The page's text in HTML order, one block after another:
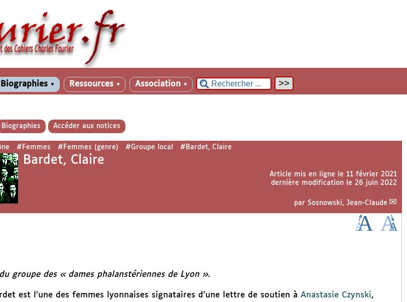
Biographies ▼ Ressources ▼ Association ▼
Biographies Accéder aux notices
#Femmes #Femmes (genre) #Groupe local #Bardet, Claire
Bardet, Claire
Article mis en ligne le 11 février 2021
dernière modification le 26 juin 2022
par Sosnowski, Jean-Claude
groupe des « dames phalanstériennes de Lyon ».
est l’une des femmes lyonnaises signataires d’une lettre de soutien à Anastasie Czynski,